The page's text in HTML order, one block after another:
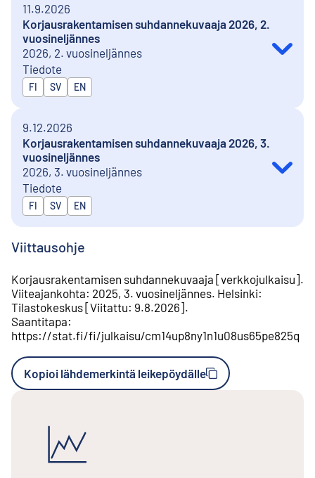
11.9.2026
Korjausrakentamisen suhdannekuvaaja 2026, 2.
vuosineljännes
2026, 2. vuosineljännes
Tiedote
Julkaistaan kielillä
FI SV EN
9.12.2026
Korjausrakentamisen suhdannekuvaaja 2026, 3.
vuosineljännes
2026, 3. vuosineljännes
Tiedote
Julkaistaan kielillä
FI SV EN
Viittausohje
Korjausrakentamisen suhdannekuvaaja [verkkojulkaisu].
Viiteajankohta: 2025, 3. vuosineljännes. Helsinki:
Tilastokeskus [Viitattu: 9.8.2026].
Saantitapa:
https://stat.fi/fi/julkaisu/cm14up8ny1n1u08us65pe825q
Kopioi lähdemerkintä leikepöydälle